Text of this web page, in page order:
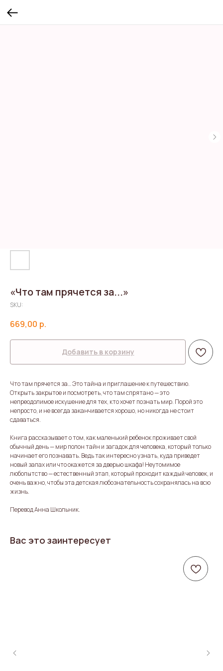
«Что там прячется за...»
SKU:
669,00 р.
Добавить в корзину
Что там прячется за… Это тайна и приглашение к путешествию.
Открыть закрытое и посмотреть, что там спрятано — это
непреодолимое искушение для тех, кто хочет познать мир. Порой это
непросто, и не всегда заканчивается хорошо, но никогда не стоит
сдаваться.
Книга рассказывает о том, как маленький ребенок проживает свой
обычный день — мир полон тайн и загадок для человека, который только
начинает его познавать. Ведь так интересно узнать, куда приведет
новый запах или что окажется за дверью шкафа! Неутомимое
любопытство — естественный этап, который проходит каждый человек, и
очень важно, чтобы эта детская любознательность сохранялась на всю
жизнь.
Перевод Анна Школьник.
Вас это заинтересует